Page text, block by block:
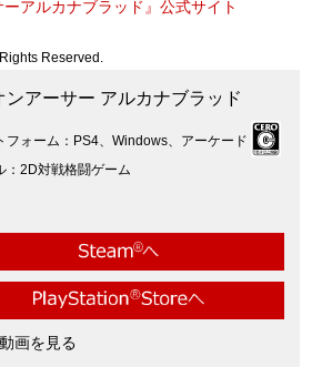
アルカナブラッド』公式サイト
Reserved.
ンアーサー アルカナブラッド
フォーム
PS4、Windows、アーケード
2D対戦格闘ゲーム
画を見る